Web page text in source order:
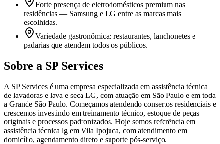
Forte presença de eletrodomésticos premium nas
residências — Samsung e LG entre as marcas mais
escolhidas.
Variedade gastronômica: restaurantes, lanchonetes e
padarias que atendem todos os públicos.
Sobre a SP Services
A SP Services é uma empresa especializada em assistência técnica
de lavadoras e lava e seca LG, com atuação em São Paulo e em toda
a Grande São Paulo. Começamos atendendo consertos residenciais e
crescemos investindo em treinamento técnico, estoque de peças
originais e processos padronizados. Hoje somos referência em
assistência técnica lg em Vila Ipojuca, com atendimento em
domicílio, agendamento direto e suporte pós-serviço.